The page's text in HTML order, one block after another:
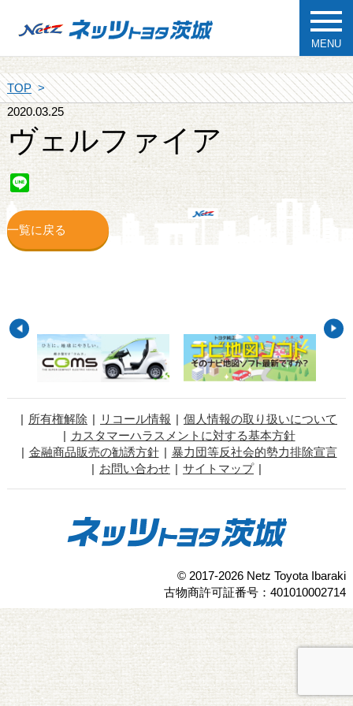
MENU
TOP
2020.03.25
ヴェルファイア
Line
一覧に戻る
所有権解除 リコール情報
個人情報の取り扱いについて
カスタマーハラスメントに対する基本方針
金融商品販売の勧誘方針
暴力団等反社会的勢力排除宣言
お問い合わせ
サイトマップ
© 2017-2026 Netz Toyota Ibaraki
古物商許可証番号：401010002714